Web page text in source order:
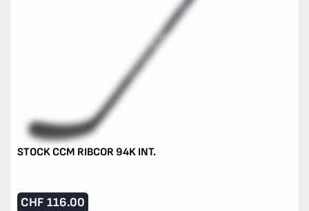
STOCK CCM RIBCOR 94K INT.
CHF 116.00